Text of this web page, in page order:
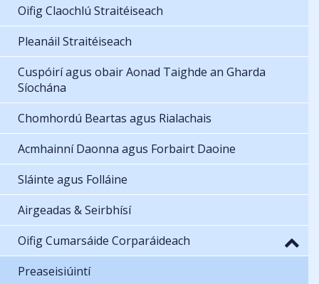
Oifig Claochlú Straitéiseach
Pleanáil Straitéiseach
Cuspóirí agus obair Aonad Taighde an Gharda
Síochána
Chomhordú Beartas agus Rialachais
Acmhainní Daonna agus Forbairt Daoine
Sláinte agus Folláine
Airgeadas & Seirbhísí
Oifig Cumarsáide Corparáideach
Preaseisiúintí